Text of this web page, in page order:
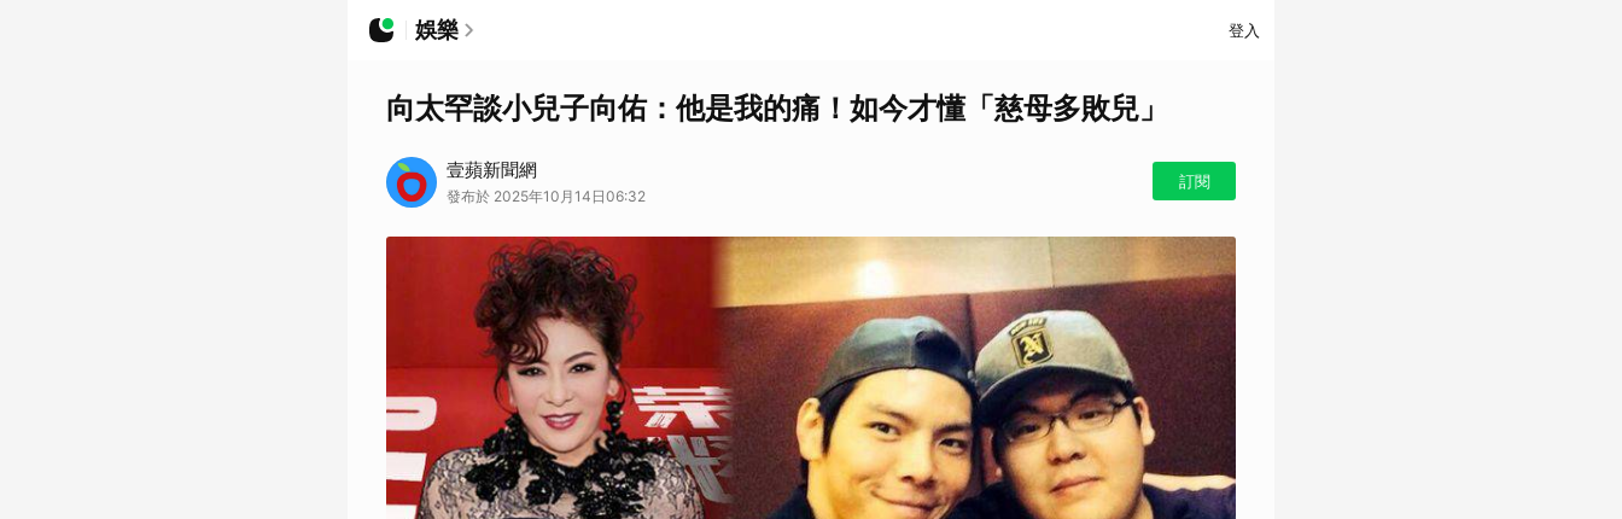
娛樂 登入
向太罕談小兒子向佑：他是我的痛！如今才懂「慈母多敗兒」
壹蘋新聞網
發布於 2025年10月14日06:32
訂閱